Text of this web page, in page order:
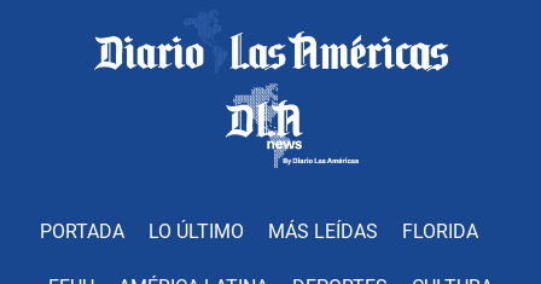
PORTADA LO ÚLTIMO MÁS LEÍDAS FLORIDA